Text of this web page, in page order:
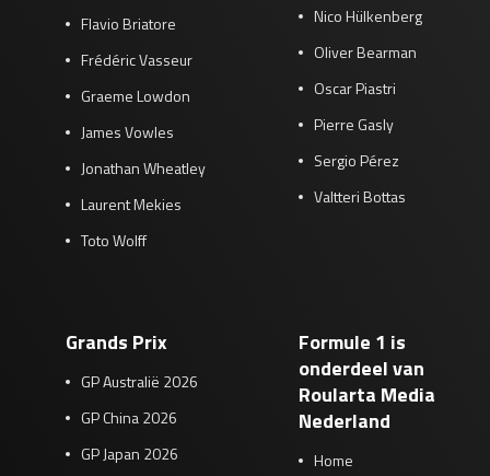
Flavio Briatore
Frédéric Vasseur
Graeme Lowdon
James Vowles
Jonathan Wheatley
Laurent Mekies
Toto Wolff
Nico Hülkenberg
Oliver Bearman
Oscar Piastri
Pierre Gasly
Sergio Pérez
Valtteri Bottas
Grands Prix
GP Australië 2026
GP China 2026
GP Japan 2026
Formule 1 is
onderdeel van
Roularta Media
Nederland
Home